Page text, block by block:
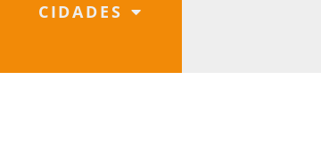
CIDADES